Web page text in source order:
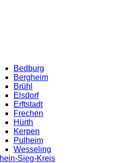
Bedburg
Bergheim
Brühl
Elsdorf
Erftstadt
Frechen
Hürth
Kerpen
Pulheim
Wesseling
Sieg-Kreis